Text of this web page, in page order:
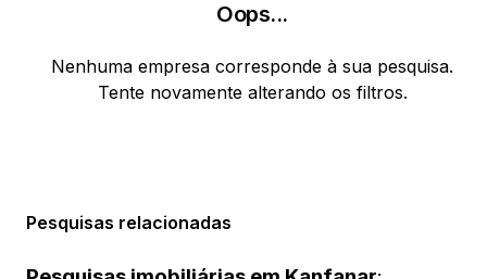
Oops...
Nenhuma empresa corresponde à sua pesquisa.
Tente novamente alterando os filtros.
Pesquisas relacionadas